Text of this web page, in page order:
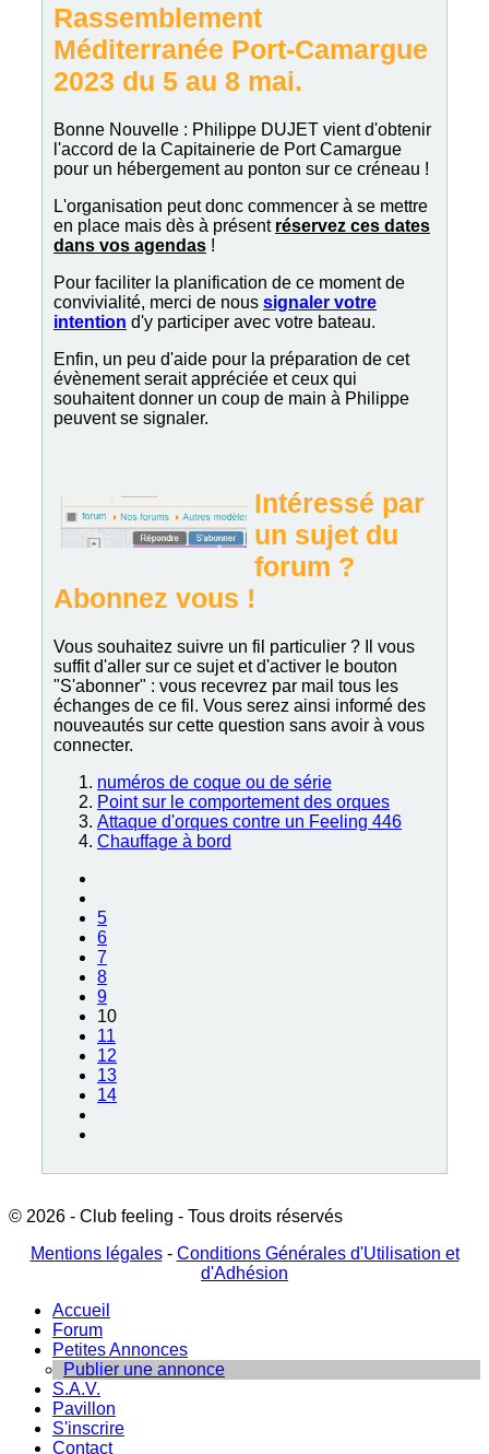
Rassemblement
Méditerranée Port-Camargue
2023 du 5 au 8 mai.
Bonne Nouvelle : Philippe DUJET vient d'obtenir
l'accord de la Capitainerie de Port Camargue
pour un hébergement au ponton sur ce créneau !
L'organisation peut donc commencer à se mettre
en place mais dès à présent réservez ces dates
dans vos agendas !
Pour faciliter la planification de ce moment de
convivialité, merci de nous signaler votre
intention d'y participer avec votre bateau.
Enfin, un peu d'aide pour la préparation de cet
évènement serait appréciée et ceux qui
souhaitent donner un coup de main à Philippe
peuvent se signaler.
Intéressé par
un sujet du
forum ?
Abonnez vous !
Vous souhaitez suivre un fil particulier ? Il vous
suffit d'aller sur ce sujet et d'activer le bouton
"S'abonner" : vous recevrez par mail tous les
échanges de ce fil. Vous serez ainsi informé des
nouveautés sur cette question sans avoir à vous
connecter.
numéros de coque ou de série
Point sur le comportement des orques
Attaque d'orques contre un Feeling 446
Chauffage à bord
5
6
7
8
9
10
11
12
13
14
© 2026 - Club feeling - Tous droits réservés
Mentions légales- Conditions Générales d'Utilisation et
d'Adhésion
Accueil
Forum
Petites Annonces
Publier une annonce
S.A.V.
Pavillon
S'inscrire
Contact